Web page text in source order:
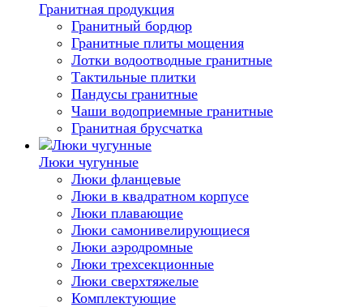
Гранитная продукция
Гранитный бордюр
Гранитные плиты мощения
Лотки водоотводные гранитные
Тактильные плитки
Пандусы гранитные
Чаши водоприемные гранитные
Гранитная брусчатка
Люки чугунные
Люки фланцевые
Люки в квадратном корпусе
Люки плавающие
Люки самонивелирующиеся
Люки аэродромные
Люки трехсекционные
Люки сверхтяжелые
Комплектующие